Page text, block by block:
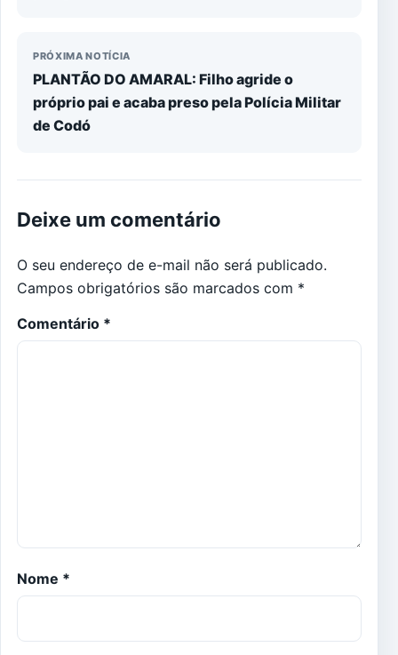
PRÓXIMA NOTÍCIA
PLANTÃO DO AMARAL: Filho agride o
próprio pai e acaba preso pela Polícia Militar
de Codó
Deixe um comentário
O seu endereço de e-mail não será publicado.
Campos obrigatórios são marcados com *
Comentário *
Nome *